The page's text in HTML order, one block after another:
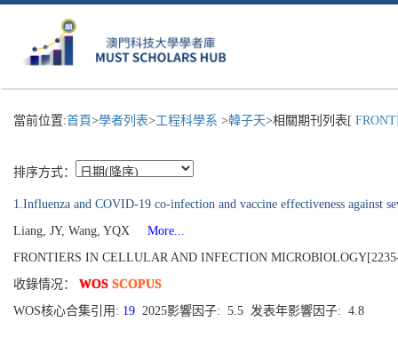
當前位置:首頁>學者列表>工程科學系 >韓子天>相關期刊列表[
排序方式：
1.Influenza and COVID-19 co-infection and vaccine effectiveness against
Liang, JY, Wang, YQX
More...
FRONTIERS IN CELLULAR AND INFECTION
收錄情况： WOS SCOPUS
WOS核心合集引用: 19 2025影響因子: 5.5 发表年影響因子: 4.8